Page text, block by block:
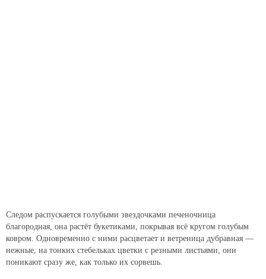
Следом распускается голубыми звездочками печеночница
благородная, она растёт букетиками, покрывая всё кругом голубым
ковром. Одновременно с ними расцветает и ветреница дубравная —
нежные, на тонких стебельках цветки с резными листьями, они
поникают сразу же, как только их сорвешь.